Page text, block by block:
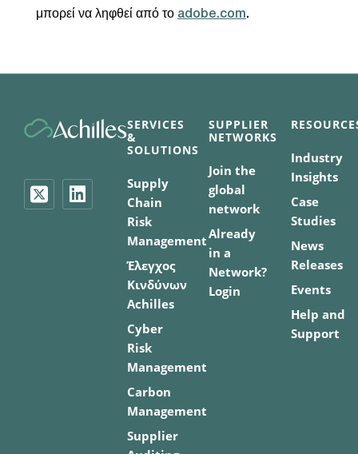
μπορεί να ληφθεί από το adobe.com.
SERVICES
&
SOLUTIONS
Supply
Chain
Risk
Management
Έλεγχος
Κινδύνων
Achilles
Cyber
Risk
Management
Carbon
Management
Supplier
SUPPLIER
NETWORKS
Join the
global
network
Already
in a
Network?
Login
Industry
Insights
Case
Studies
News
Releases
Events
Help and
Support